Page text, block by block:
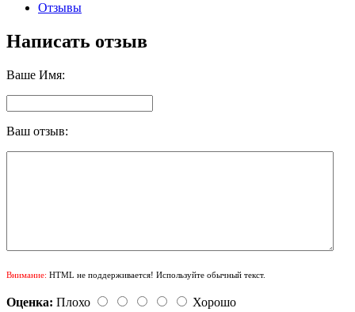
Отзывы
Написать отзыв
Ваше Имя:
Ваш отзыв:
Внимание: HTML не поддерживается! Используйте обычный текст.
Оценка: Плохо
Хорошо